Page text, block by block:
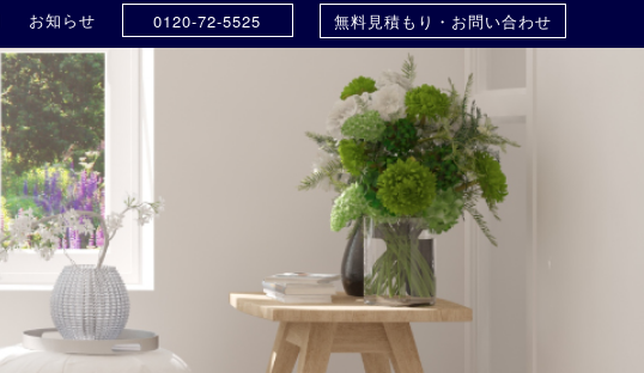
お知らせ 0120-72-5525 無料見積もり・お問い合わせ